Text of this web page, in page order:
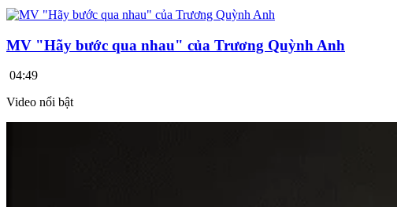
MV "Hãy bước qua nhau" của Trương Quỳnh Anh
04:49
Video nổi bật